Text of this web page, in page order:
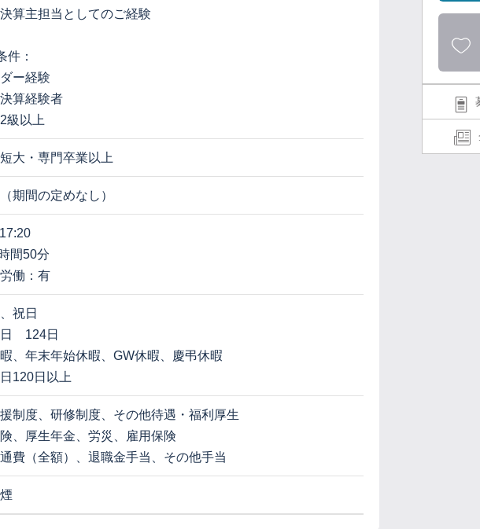
決算主担当としてのご経験
件：
ダー経験
決算経験者
級以上
大・専門卒業以上
期間の定めなし）
間50分
働：有
祝日
124日
、年末年始休暇、GW休暇、慶弔休暇
120日以上
制度、研修制度、その他待遇・福利厚生
、厚生年金、労災、雇用保険
費（全額）、退職金手当、その他手当